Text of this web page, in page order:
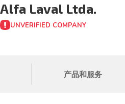
Alfa Laval Ltda.
UNVERIFIED COMPANY
产品和服务